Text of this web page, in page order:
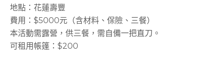
地點：花蓮壽豐
費用：$5000元（含材料、保險、三餐）
本活動需露營，供三餐，需自備一把直刀。
可租用帳篷：$200